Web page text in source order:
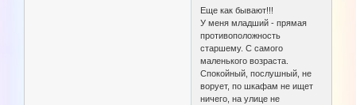
Еще как бывают!!!
У меня младший - прямая
противоположность
старшему. С самого
маленького возраста.
Спокойный, послушный, не
ворует, по шкафам не ищет
ничего, на улице не